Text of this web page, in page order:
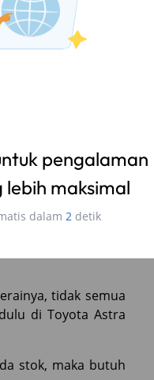
mahal.
Hybrid dan
tidak semua
di Toyota Astra
stok, maka butuh